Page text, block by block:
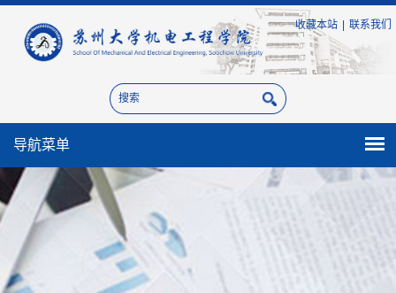
收藏本站 联系我们
导航菜单